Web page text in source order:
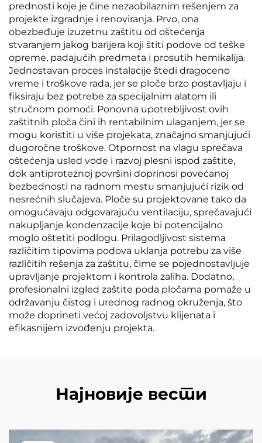
prednosti koje je čine nezaobilaznim rešenjem za
projekte izgradnje i renoviranja. Prvo, ona
obezbeđuje izuzetnu zaštitu od oštećenja
stvaranjem jakog barijera koji štiti podove od teške
opreme, padajućih predmeta i prosutih hemikalija.
Jednostavan proces instalacije štedi dragoceno
vreme i troškove rada, jer se ploče brzo postavljaju i
fiksiraju bez potrebe za specijalnim alatom ili
stručnom pomoći. Ponovna upotrebljivost ovih
zaštitnih ploča čini ih rentabilnim ulaganjem, jer se
mogu koristiti u više projekata, značajno smanjujući
dugoročne troškove. Otpornost na vlagu sprečava
oštećenja usled vode i razvoj plesni ispod zaštite,
dok antiproteznoj površini doprinosi povećanoj
bezbednosti na radnom mestu smanjujući rizik od
nesrećnih slučajeva. Ploče su projektovane tako da
omogućavaju odgovarajuću ventilaciju, sprečavajući
nakupljanje kondenzacije koje bi potencijalno
moglo oštetiti podlogu. Prilagodljivost sistema
različitim tipovima podova uklanja potrebu za više
različitih rešenja za zaštitu, čime se pojednostavljuje
upravljanje projektom i kontrola zaliha. Dodatno,
profesionalni izgled zaštite poda pločama pomaže u
održavanju čistog i urednog radnog okruženja, što
može doprineti većoj zadovoljstvu klijenata i
efikasnijem izvođenju projekta.
Најновије вести